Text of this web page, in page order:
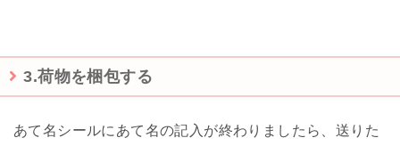
3.荷物を梱包する
あて名シールにあて名の記入が終わりましたら、送りた